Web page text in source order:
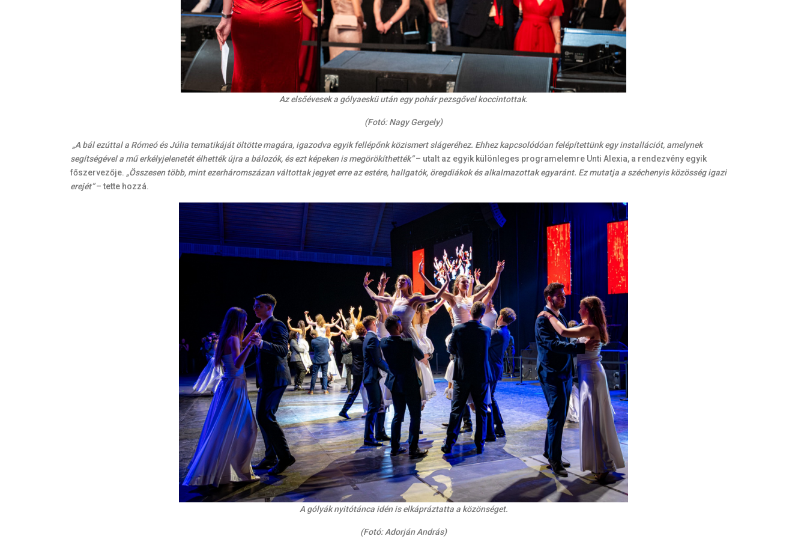
Az elsőévesek a gólyaeskü után egy pohár pezsgővel koccintottak.
(Fotó: Nagy Gergely)
„A bál ezúttal a Rómeó és Júlia tematikáját öltötte magára, igazodva egyik fellépőnk közismert slágeréhez. Ehhez kapcsolódóan felépítettünk egy installációt, amelynek
segítségével a mű erkélyjelenetét élhették újra a bálozók, és ezt képeken is megörökíthették”– utalt az egyik különleges programelemre Unti Alexia, a rendezvény egyik
főszervezője. „Összesen több, mint ezerháromszázan váltottak jegyet erre az estére, hallgatók, öregdiákok és alkalmazottak egyaránt. Ez mutatja a széchenyis közösség igazi
erejét”– tette hozzá.
A gólyák nyitótánca idén is elkápráztatta a közönséget.
(Fotó: Adorján András)